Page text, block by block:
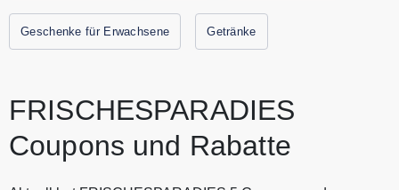
Geschenke für Erwachsene Getränke
FRISCHESPARADIES
Coupons und Rabatte